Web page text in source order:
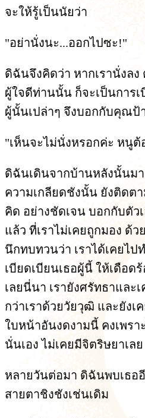
จะให้รู้เป็นนัยว่า
"อย่านั่งนะ...ออกไปซะ!"
ดิฉันจึงคิดว่า หากเรานั่งล
ผู้ใจดีท่านนั้น ก็จะเป็นการเ
ผู้นั้นเปล่าๆ จึงบอกกับคุณป้
"เห็นจะไม่นั่งหรอกค่ะ หนูต้
ดิฉันเดินจากบ้านหลังนั้นม
ความเกลียดชังนั้น ยังติดต
คิด อย่างชัดเจน บอกกับตัว
แล้ว ที่เราไม่เคยถูกมอง ด้
นึกทบทวนว่า เราได้เคยไป
เบียดเบียนเธอผู้นี้ ให้เดือด
เลยนี่นา เรายังศรัทธาและ
กว่าเราด้วยวัยวุฒิ และยัง
ใบหน้าอันงดงามนี้ คงเพร
นั่นเอง ไม่เคยมีจิตริษยาเล
หลายวันต่อมา ดิฉันพบเธอ
สายตาชิงชังเช่นเดิม